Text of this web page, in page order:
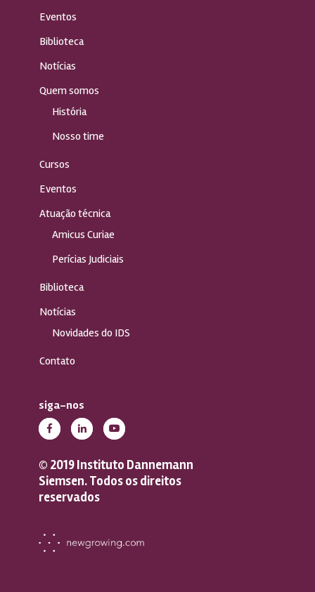
Eventos
Biblioteca
Notícias
Quem somos
História
Nosso time
Cursos
Eventos
Atuação técnica
Amicus Curiae
Perícias Judiciais
Biblioteca
Notícias
Novidades do IDS
Contato
siga-nos
© 2019 Instituto Dannemann
Siemsen. Todos os direitos
reservados